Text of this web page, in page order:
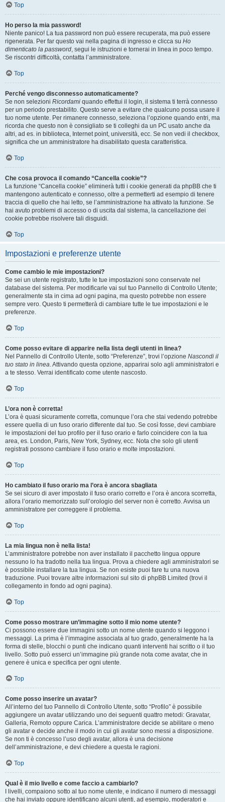
Top
Ho perso la mia password!
Niente panico! La tua password non può essere recuperata, ma può essere
rigenerata. Per far questo vai nella pagina di ingresso e clicca su Ho
dimenticato la password, segui le istruzioni e tornerai in linea in poco tempo.
Se riscontri difficoltà, contatta l’amministratore.
Top
Perché vengo disconnesso automaticamente?
Se non selezioni Ricordami quando effettui il login, il sistema ti terrà connesso
per un periodo prestabilito. Questo serve a evitare che qualcuno possa usare il
tuo nome utente. Per rimanere connesso, seleziona l’opzione quando entri, ma
ricorda che questo non è consigliato se ti colleghi da un PC usato anche da
altri, ad es. in biblioteca, Internet point, università, ecc. Se non vedi il checkbox,
significa che un amministratore ha disabilitato questa caratteristica.
Top
Che cosa provoca il comando “Cancella cookie”?
La funzione “Cancella cookie” eliminerà tutti i cookie generati da phpBB che ti
mantengono autenticato e connesso, oltre a permetterti ad esempio di tenere
traccia di quello che hai letto, se l’amministrazione ha attivato la funzione. Se
hai avuto problemi di accesso o di uscita dal sistema, la cancellazione dei
cookie potrebbe risolvere tali disguidi.
Top
Impostazioni e preferenze utente
Come cambio le mie impostazioni?
Se sei un utente registrato, tutte le tue impostazioni sono conservate nel
database del sistema. Per modificarle vai sul tuo Pannello di Controllo Utente;
generalmente sta in cima ad ogni pagina, ma questo potrebbe non essere
sempre vero. Questo ti permetterà di cambiare tutte le tue impostazioni e le
preferenze.
Top
Come posso evitare di apparire nella lista degli utenti in linea?
Nel Pannello di Controllo Utente, sotto “Preferenze”, trovi l’opzione Nascondi il
tuo stato in linea. Attivando questa opzione, apparirai solo agli amministratori e
a te stesso. Verrai identificato come utente nascosto.
Top
L’ora non è corretta!
L’ora è quasi sicuramente corretta, comunque l’ora che stai vedendo potrebbe
essere quella di un fuso orario differente dal tuo. Se così fosse, devi cambiare
le impostazioni del tuo profilo per il fuso orario e farlo coincidere con la tua
area, es. London, Paris, New York, Sydney, ecc. Nota che solo gli utenti
registrati possono cambiare il fuso orario e molte impostazioni.
Top
Ho cambiato il fuso orario ma l’ora è ancora sbagliata
Se sei sicuro di aver impostato il fuso orario corretto e l’ora è ancora scorretta,
allora l’orario memorizzato sull’orologio del server non è corretto. Avvisa un
amministratore per correggere il problema.
Top
La mia lingua non è nella lista!
L’amministratore potrebbe non aver installato il pacchetto lingua oppure
nessuno lo ha tradotto nella tua lingua. Prova a chiedere agli amministratori se
è possibile installare la tua lingua. Se non esiste puoi fare tu una nuova
traduzione. Puoi trovare altre informazioni sul sito di phpBB Limited (trovi il
collegamento in fondo ad ogni pagina).
Top
Come posso mostrare un’immagine sotto il mio nome utente?
Ci possono essere due immagini sotto un nome utente quando si leggono i
messaggi. La prima è l’immagine associata al tuo grado, generalmente ha la
forma di stelle, blocchi o punti che indicano quanti interventi hai scritto o il tuo
livello. Sotto può esserci un’immagine più grande nota come avatar, che in
genere è unica e specifica per ogni utente.
Top
Come posso inserire un avatar?
All’interno del tuo Pannello di Controllo Utente, sotto “Profilo” è possibile
aggiungere un avatar utilizzando uno dei seguenti quattro metodi: Gravatar,
Galleria, Remoto oppure Carica. L’amministratore decide se abilitare o meno
gli avatar e decide anche il modo in cui gli avatar sono messi a disposizione.
Se non ti è concesso l’uso degli avatar, allora è una decisione
dell’amministrazione, e devi chiedere a questa le ragioni.
Top
Qual è il mio livello e come faccio a cambiarlo?
I livelli, compaiono sotto al tuo nome utente, e indicano il numero di messaggi
che hai inviato oppure identificano alcuni utenti, ad esempio, moderatori e